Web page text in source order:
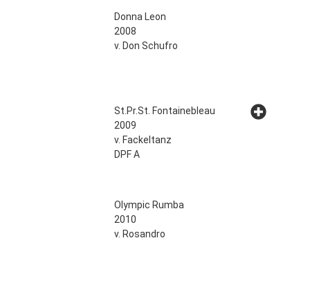
Donna Leon
2008
v. Don Schufro
St.Pr.St. Fontainebleau
2009
v. Fackeltanz
DPF A
Olympic Rumba
2010
v. Rosandro